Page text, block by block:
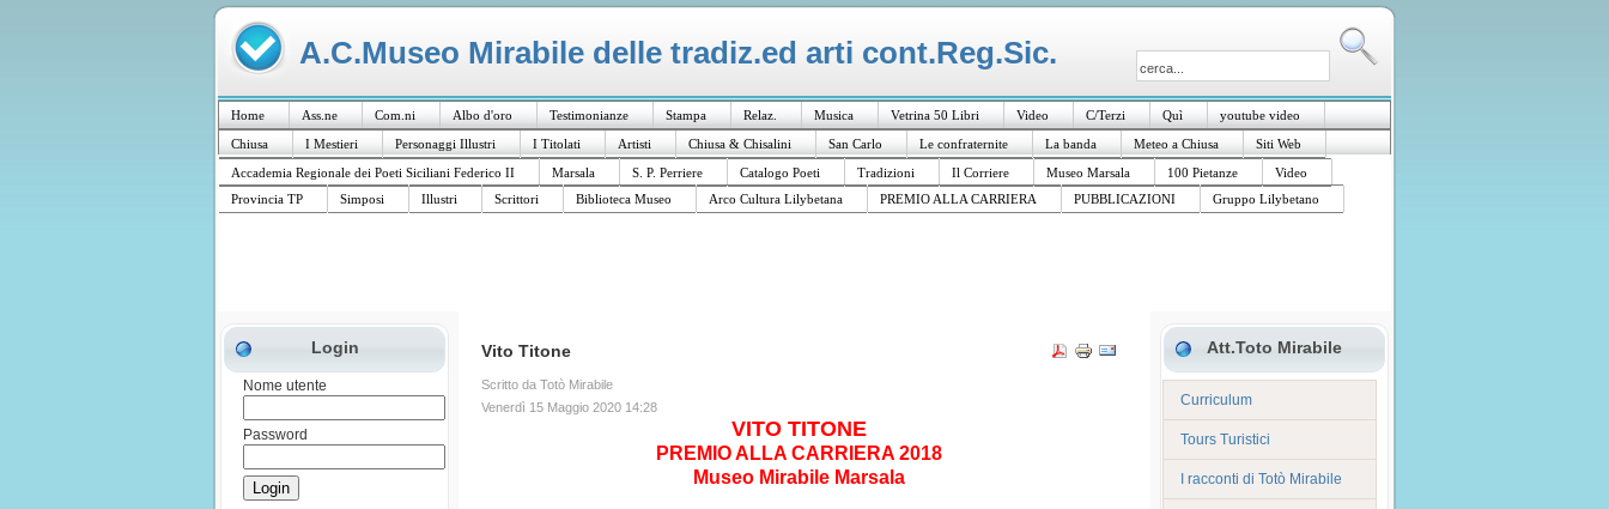
A.C.Museo Mirabile delle tradiz.ed arti cont.Reg.Sic.
Home Ass.ne Com.ni Albo d'oro Testimonianze Stampa Relaz. Musica Vetrina 50 Libri Video C/Terzi Quì
youtube video
Chiusa
I Mestieri Personaggi Illustri I Titolati Artisti Chiusa & Chisalini San Carlo Le confraternite La banda Meteo a Chiusa
Siti Web
Accademia Regionale dei Poeti Siciliani Federico II
Marsala S. P. Perriere Catalogo Poeti Tradizioni Il Corriere Museo Marsala 100 Pietanze
Video
Provincia TP
Simposi Illustri Scrittori Biblioteca Museo Arco Cultura Lilybetana PREMIO ALLA CARRIERA PUBBLICAZIONI Gruppo Lilybetano
Login
Nome utente
Password
Vito Titone
Scritto da Totò Mirabile
Venerdì 15 Maggio 2020 14:28
VITO TITONE
PREMIO ALLA CARRIERA 2018
Museo Mirabile Marsala
Att.Toto Mirabile
Curriculum
Tours Turistici
I racconti di Totò Mirabile